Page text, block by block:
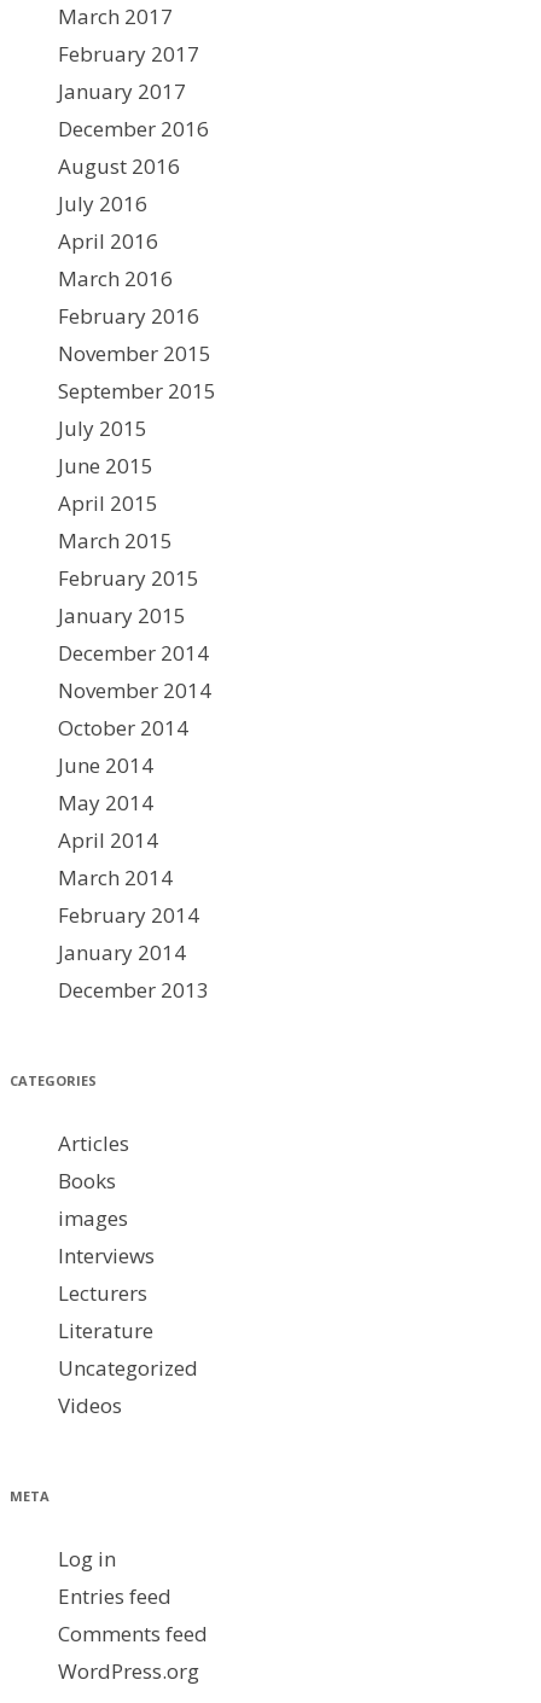
March 2017
February 2017
January 2017
December 2016
August 2016
July 2016
April 2016
March 2016
February 2016
November 2015
September 2015
July 2015
June 2015
April 2015
March 2015
February 2015
January 2015
December 2014
November 2014
October 2014
June 2014
May 2014
April 2014
March 2014
February 2014
January 2014
December 2013
CATEGORIES
Articles
Books
images
Interviews
Lecturers
Literature
Uncategorized
Videos
META
Log in
Entries feed
Comments feed
WordPress.org